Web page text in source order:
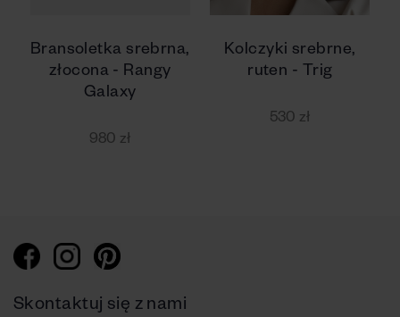
Bransoletka srebrna,
złocona - Rangy
Galaxy
980 zł
Kolczyki srebrne,
ruten - Trig
530 zł
Skontaktuj się z nami